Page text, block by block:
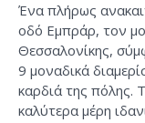
Ένα πλήρως
οδό Εμπράρ, τον
Θεσσαλονίκης,
9 μοναδικά
καρδιά της πόλης.
καλύτερα μέρη